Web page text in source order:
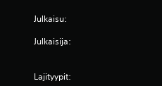
Julkaisu:
Julkaisija:
Lajityypit: